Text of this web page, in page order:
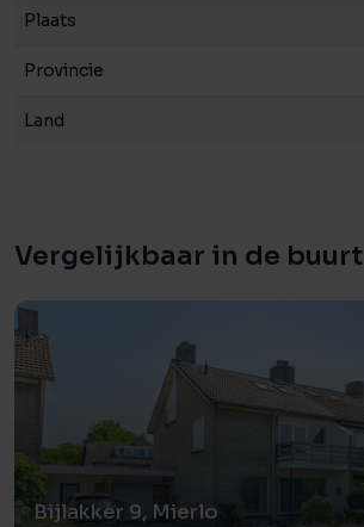
Plaats
Provincie
Land
Vergelijkbaar in de buurt
Bijlakker 9, Mierlo